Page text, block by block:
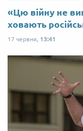
«Цю війну не
ховають
17 червня, 13:41